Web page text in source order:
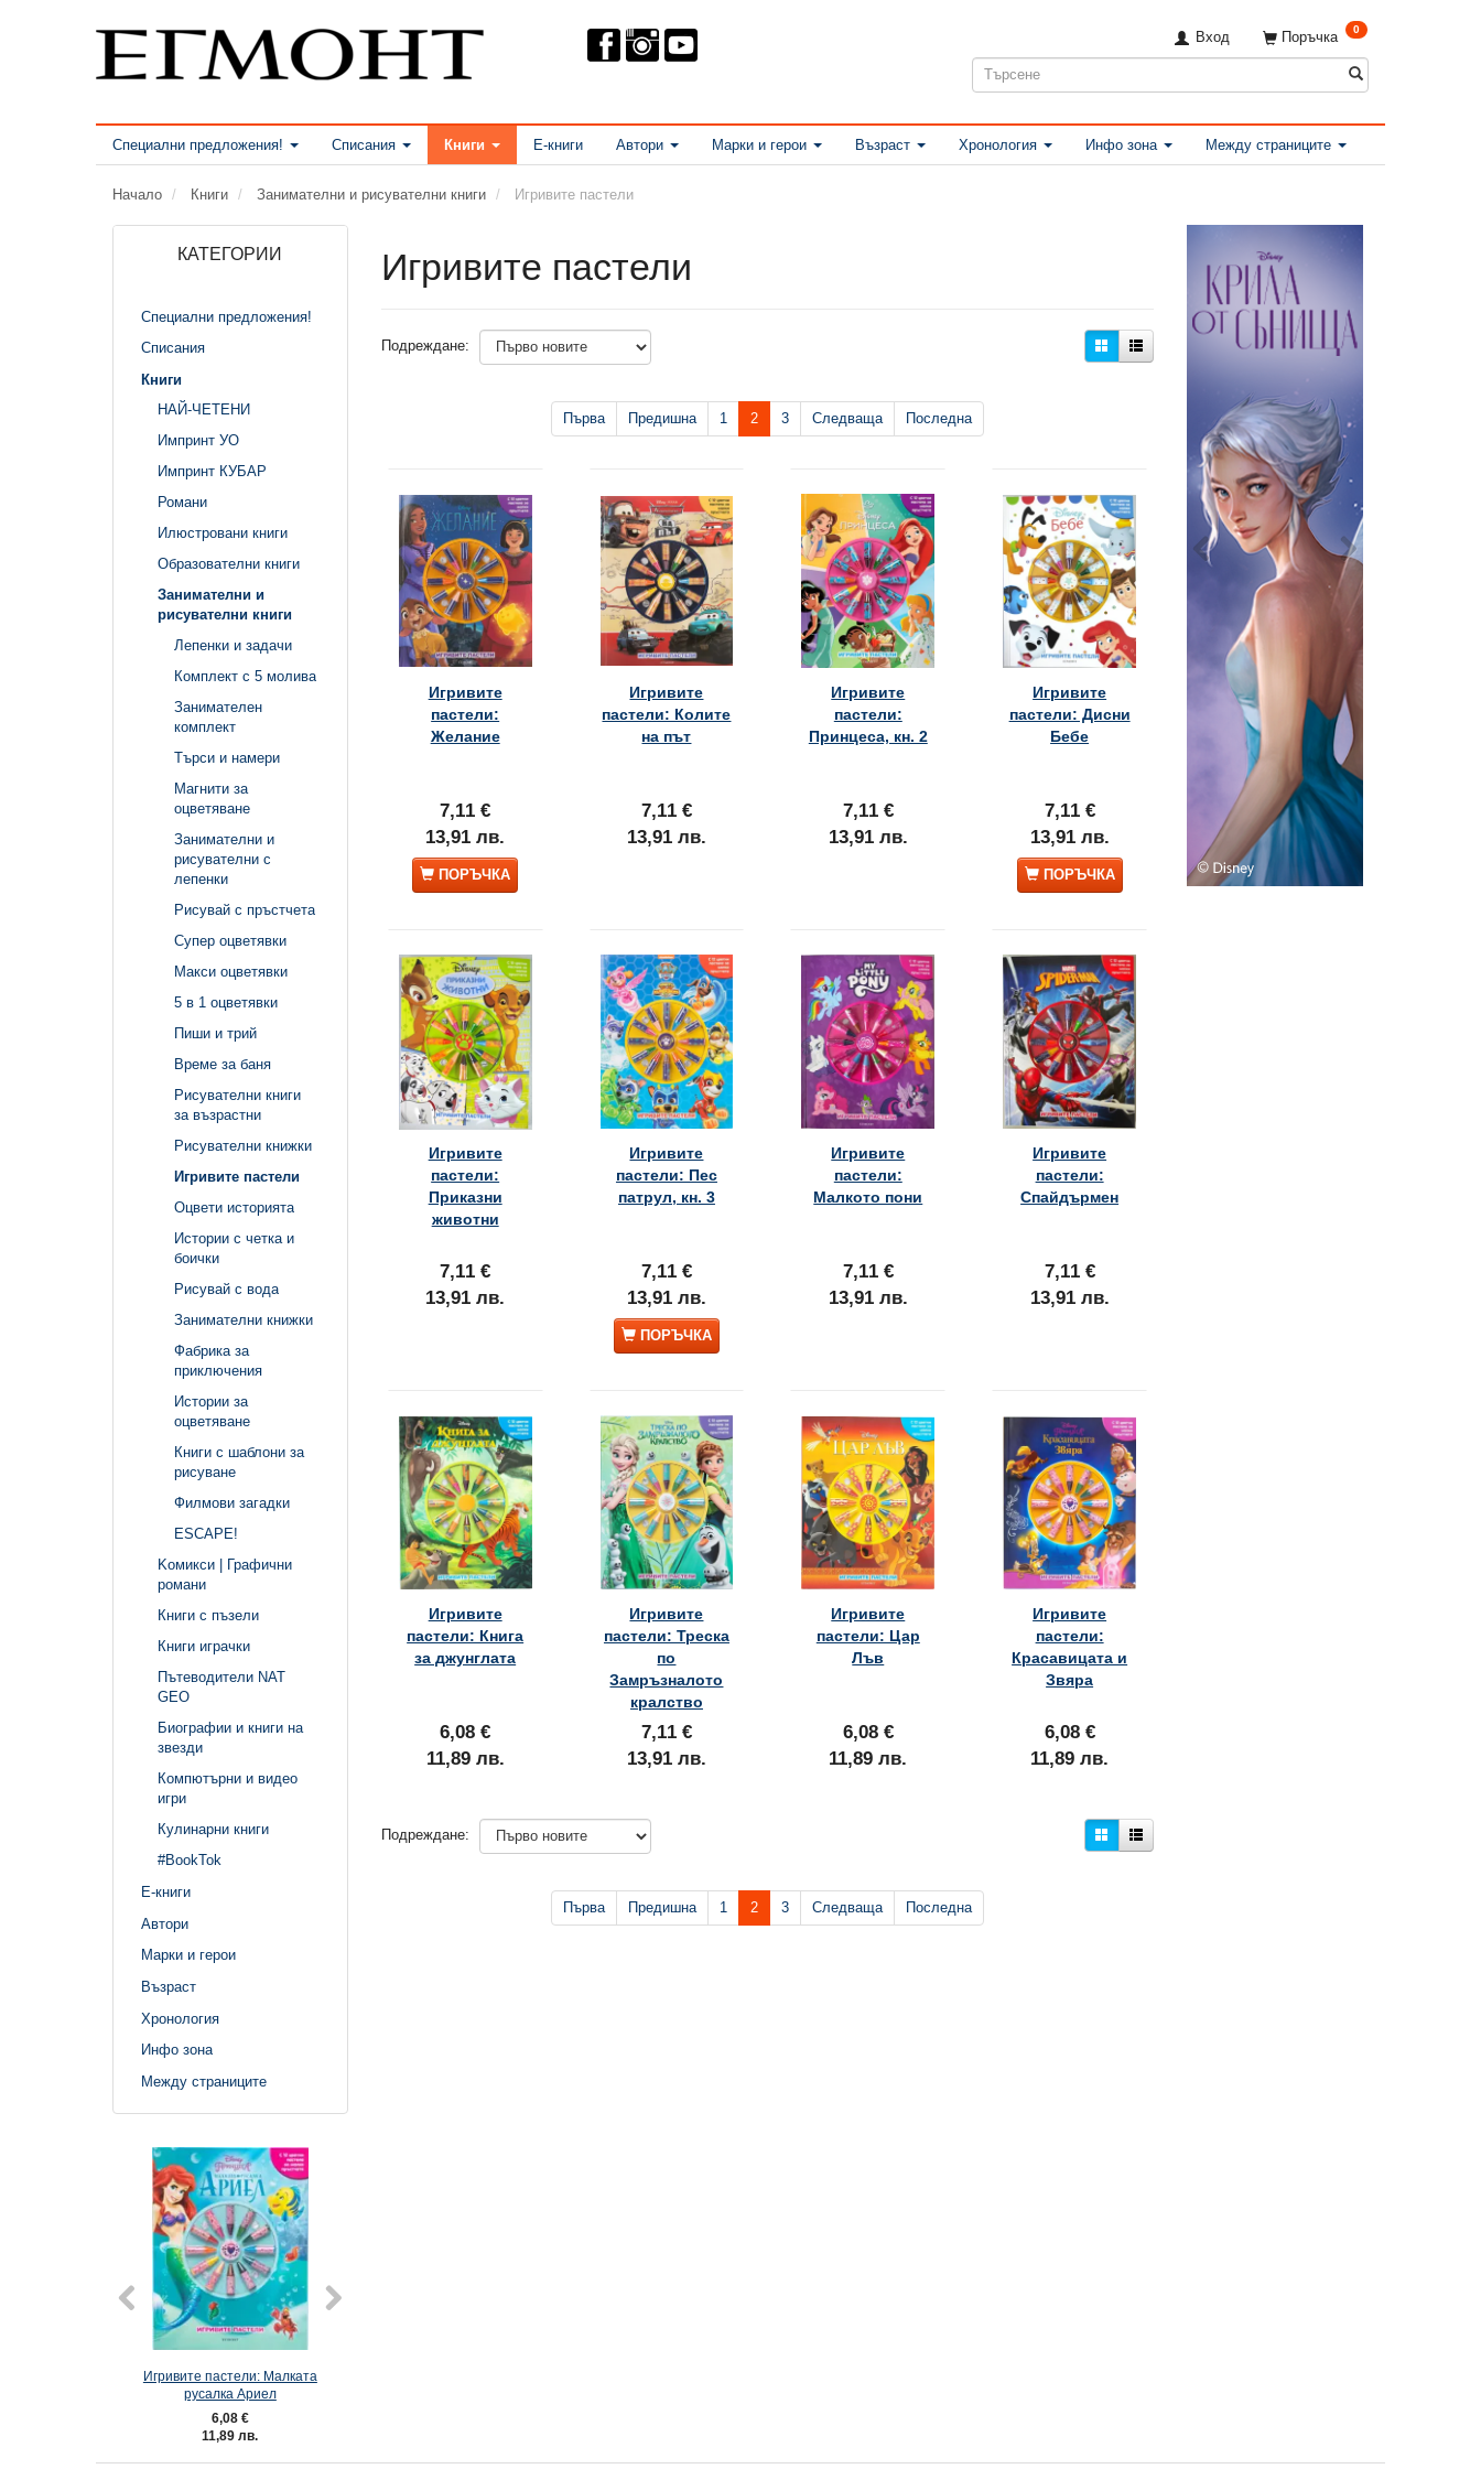
Поръчка 0
Вход
Специални предложения! Списания Книги Е-книги Автори Марки и герои Възраст Хронология Инфо зона Между страниците
Начало Книги Занимателни и рисувателни книги Игривите пастели
КАТЕГОРИИ
Специални предложения!
Списания
Книги
НАЙ-ЧЕТЕНИ
Импринт УО
Импринт КУБАР
Романи
Илюстровани книги
Образователни книги
Занимателни и
рисувателни книги
Лепенки и задачи
Комплект с 5 молива
Занимателен
комплект
Търси и намери
Магнити за
оцветяване
Занимателни и
рисувателни с
лепенки
Рисувай с пръстчета
Супер оцветявки
Макси оцветявки
5 в 1 оцветявки
Пиши и трий
Време за баня
Рисувателни книги
за възрастни
Рисувателни книжки
Игривите пастели
Оцвети историята
Истории с четка и
боички
Рисувай с вода
Занимателни книжки
Фабрика за
приключения
Истории за
оцветяване
Книги с шаблони за
рисуване
Филмови загадки
ЕSCAPE!
Kомикси | Графични
романи
Книги с пъзели
Книги играчки
Пътеводители NAT
GEO
Биографии и книги на
звезди
Компютърни и видео
игри
Кулинарни книги
#BookTok
Е-книги
Автори
Марки и герои
Възраст
Хронология
Инфо зона
Между страниците
Игривите пастели: Малката
русалка Ариел
6,08 €
11,89 лв.
Игривите пастели
Подреждане:
Първа Предишна 1 2 3 Следваща Последна
Игривите
пастели:
Желание
7,11 €
13,91 лв.
ПОРЪЧКА
Игривите
пастели: Колите
на път
7,11 €
13,91 лв.
Игривите
пастели:
Принцеса, кн. 2
7,11 €
13,91 лв.
Игривите
пастели: Дисни
Бебе
7,11 €
13,91 лв.
ПОРЪЧКА
Игривите
пастели:
Приказни
животни
7,11 €
13,91 лв.
Игривите
пастели: Пес
патрул, кн. 3
7,11 €
13,91 лв.
ПОРЪЧКА
Игривите
пастели:
Малкото пони
7,11 €
13,91 лв.
Игривите
пастели:
Спайдърмен
7,11 €
13,91 лв.
Игривите
пастели: Книга
за джунглата
6,08 €
11,89 лв.
Игривите
пастели: Треска
по
Замръзналото
кралство
7,11 €
13,91 лв.
Игривите
пастели: Цар
Лъв
6,08 €
11,89 лв.
Игривите
пастели:
Красавицата и
Звяра
6,08 €
11,89 лв.
Подреждане:
Първа Предишна 1 2 3 Следваща Последна